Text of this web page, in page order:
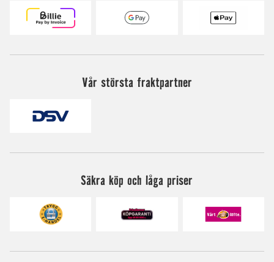
Vår största fraktpartner
Säkra köp och låga priser